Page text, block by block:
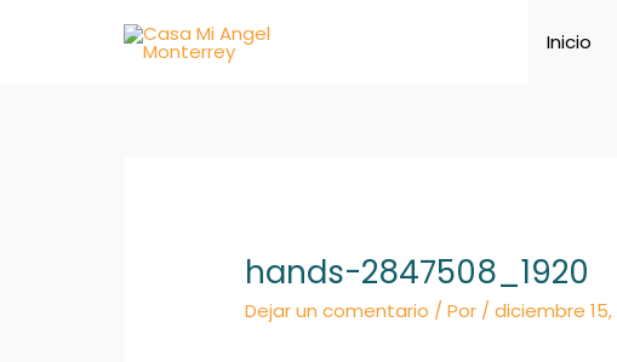
Inicio
hands-2847508_1920
Dejar un comentario / Por /diciembre 15,